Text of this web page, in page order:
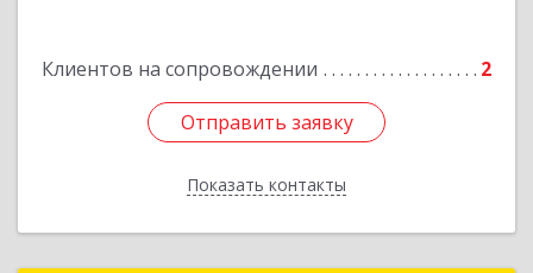
Клиентов на сопровождении 2
Отправить заявку
Показать контакты
Отправить заявку
Назад